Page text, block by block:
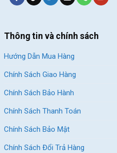
Thông tin và chính sách
Hướng Dẫn Mua Hàng
Chính Sách Giao Hàng
Chính Sách Bảo Hành
Chính Sách Thanh Toán
Chính Sách Bảo Mật
Chính Sách Đổi Trả Hàng